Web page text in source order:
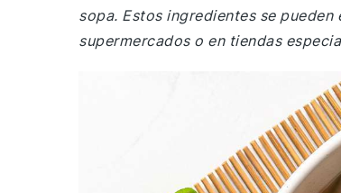
sopa. Estos ingredientes se
supermercados o en tiendas